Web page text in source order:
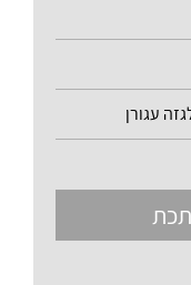
עגורן